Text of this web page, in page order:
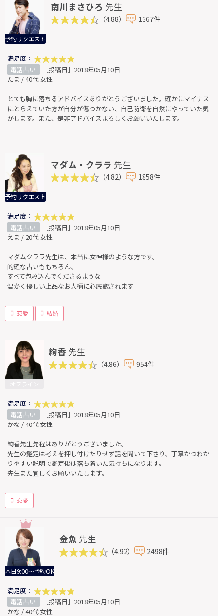
予約リクエスト
南川まさひろ 先生
（4.88） 1367件
満足度：
電話占い
［投稿日］2018年05月10日
たま / 40代 女性
とても胸に落ちるアドバイスありがとうございました。確かにマイナス
にとらえていた方が自分が傷つかない、自己防衛を自然にやっていた気
がします。また、是非アドバイスよろしくお願いいたします。
予約リクエスト
マダム・クララ 先生
（4.82） 1858件
満足度：
電話占い
［投稿日］2018年05月10日
えま / 20代 女性
マダムクララ先生は、本当に女神様のような方です。
的確な占いももちろん、
すべて包み込んでくださるような
温かく優しい上品なお人柄に心底癒されます
恋愛 結婚
絢香 先生
（4.86） 954件
満足度：
電話占い
［投稿日］2018年05月10日
かな / 40代 女性
絢香先生先程はありがとうございました。
先生の鑑定は考えを押し付けたりせず話を聞いて下さり、丁寧かつわか
りやすい説明で鑑定後は落ち着いた気持ちになります。
先生また宜しくお願いいたします。
恋愛
本日9:00～予約OK
金魚 先生
（4.92） 2498件
満足度：
電話占い
［投稿日］2018年05月10日
かな / 40代 女性